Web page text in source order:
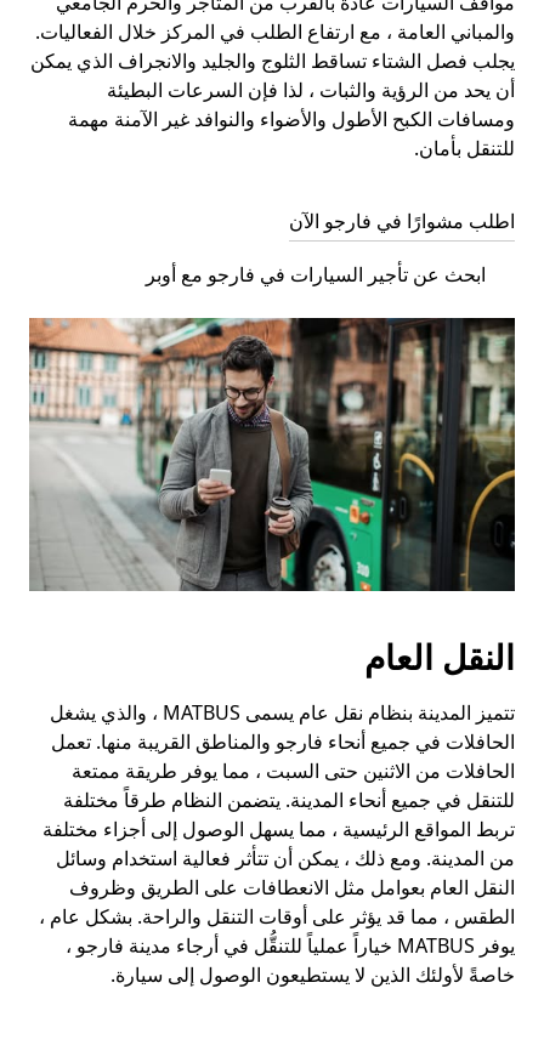
والمباني العامة ، مع ارتفاع الطلب في المركز خلال الفعاليات.
يجلب فصل الشتاء تساقط الثلوج والجليد والانجراف الذي يمكن
أن يحد من الرؤية والثبات ، لذا فإن السرعات البطيئة
ومسافات الكبح الأطول والأضواء والنوافد غير الآمنة مهمة
للتنقل بأمان.
اطلب مشوارًا في فارجو الآن
ابحث عن تأجير السيارات في فارجو مع أوبر
النقل العام
تتميز المدينة بنظام نقل عام يسمى MATBUS ، والذي يشغل
الحافلات في جميع أنحاء فارجو والمناطق القريبة منها. تعمل
الحافلات من الاثنين حتى السبت ، مما يوفر طريقة ممتعة
للتنقل في جميع أنحاء المدينة. يتضمن النظام طرقاً مختلفة
تربط المواقع الرئيسية ، مما يسهل الوصول إلى أجزاء مختلفة
من المدينة. ومع ذلك ، يمكن أن تتأثر فعالية استخدام وسائل
النقل العام بعوامل مثل الانعطافات على الطريق وظروف
الطقس ، مما قد يؤثر على أوقات التنقل والراحة. بشكل عام ،
يوفر MATBUS خياراً عملياً للتنقُّل في أرجاء مدينة فارجو ،
خاصةً لأولئك الذين لا يستطيعون الوصول إلى سيارة.